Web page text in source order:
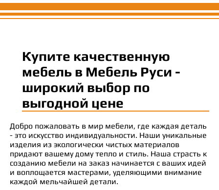
Купите качественную
мебель в Мебель Руси -
широкий выбор по
выгодной цене
Добро пожаловать в мир мебели, где каждая деталь
- это искусство индивидуальности. Наши уникальные
изделия из экологически чистых материалов
придают вашему дому тепло и стиль. Наша страсть к
созданию мебели на заказ начинается с ваших идей
и воплощается мастерами, уделяющими внимание
каждой мельчайшей детали.